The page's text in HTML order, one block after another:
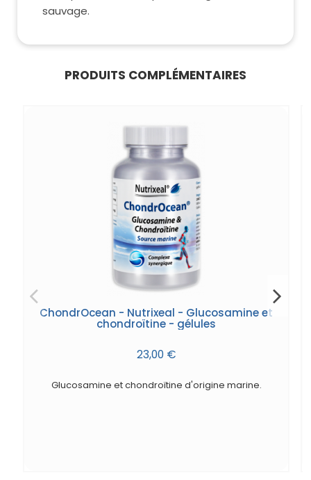
sauvage.
PRODUITS COMPLÉMENTAIRES
ChondrOcean - Nutrixeal - Glucosamine et
chondroïtine - gélules
23,00 €
Glucosamine et chondroïtine d'origine marine.